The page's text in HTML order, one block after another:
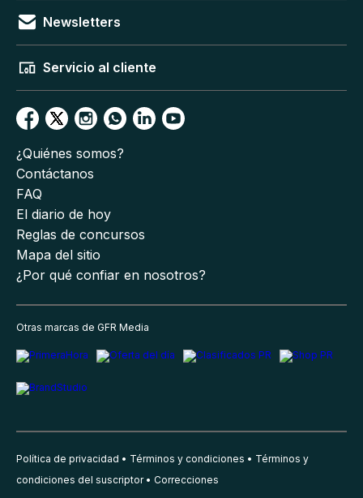
Newsletters
Servicio al cliente
¿Quiénes somos?
Contáctanos
FAQ
El diario de hoy
Reglas de concursos
Mapa del sitio
¿Por qué confiar en nosotros?
Otras marcas de GFR Media
Política de privacidad Términos y condiciones
Términos y
condiciones del suscriptor
Correcciones